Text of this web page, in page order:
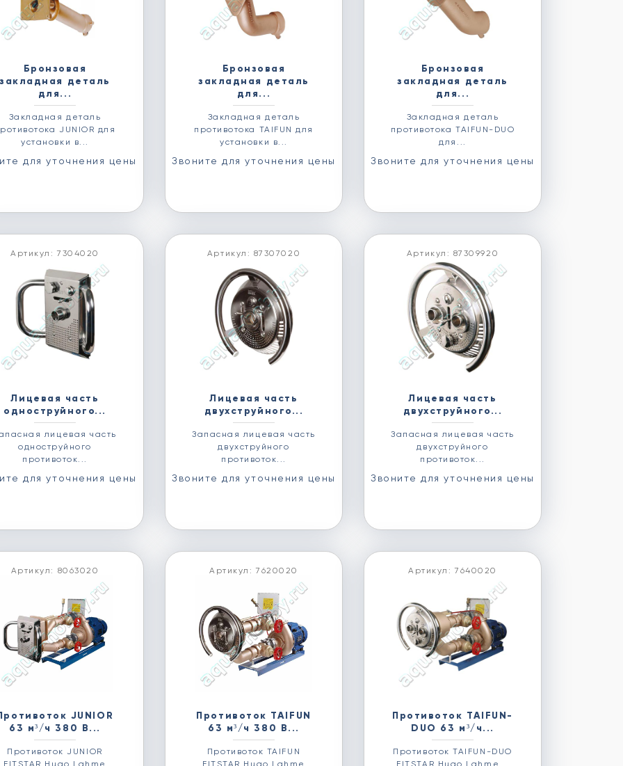
Бронзовая
закладная деталь
для...
Закладная деталь
JUNIOR для
установки в...
для уточнения цены
Бронзовая
закладная деталь
для...
Закладная деталь
противотока TAIFUN для
установки в...
Звоните для уточнения цены
Бронзовая
закладная деталь
для...
Закладная деталь
противотока TAIFUN-DUO
для...
Звоните для уточнения цены
Артикул: 7304020
Лицевая часть
одноструйного...
лицевая часть
одноструйного
противоток...
для уточнения цены
Артикул: 87307020
Лицевая часть
двухструйного...
Запасная лицевая часть
двухструйного
противоток...
Звоните для уточнения цены
Артикул: 87309920
Лицевая часть
двухструйного...
Запасная лицевая часть
двухструйного
противоток...
Звоните для уточнения цены
Артикул: 8063020
JUNIOR
63 м³/ч 380 В...
Противоток JUNIOR
FITSTAR Hugo Lahme
Артикул: 7620020
Противоток TAIFUN
63 м³/ч 380 В...
Противоток TAIFUN
FITSTAR Hugo Lahme
Артикул: 7640020
Противоток TAIFUN-
DUO 63 м³/ч...
Противоток TAIFUN-DUO
FITSTAR Hugo Lahme...